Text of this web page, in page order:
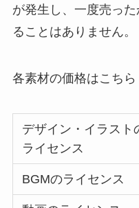
が発生し、一度売っ
ることはありません。
各素材の価格はこちら
デザイン・イラスト
ライセンス
BGMのライセンス